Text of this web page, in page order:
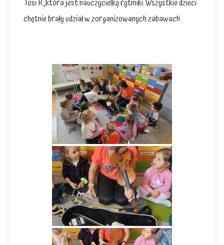
Tosi R.,która jest nauczycielką rytmiki. Wszystkie dzieci
chętnie brały udział w zorganizowanych zabawach.